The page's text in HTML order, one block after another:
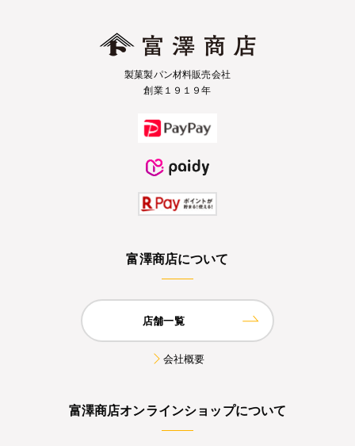
製菓製パン材料販売会社
創業１９１９年
富澤商店について
店舗一覧
会社概要
富澤商店オンラインショップについて